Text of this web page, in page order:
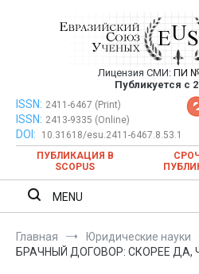
Евразийский
публикация
ежемесячном
Лицензия СМИ: ПИ №
Публикуется с
Евразийский Союз Ученых —
ежемесячном
ISSN: 2411-6467 (Print)
ISSN: 2413-9335 (Online)
DOI:
10.31618/esu.2411-6467.8.53.1
ПУБЛИКАЦИЯ В
SCOPUS
MENU
Главная
Юридические науки
БРАЧНЫЙ ДОГОВОР: СКОРЕЕ ДА,